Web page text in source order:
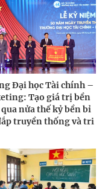
Đại học Tài chính –
Tạo giá trị bền
nửa thế kỷ bền bỉ
truyền thống và tri